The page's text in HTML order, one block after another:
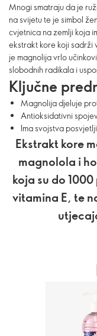
Mnogi smatraju da je
na svijetu te je simbol
cvjetnica na zemlji koja
ekstrakt kore koji
je magnolija vrlo
slobodnih radikala i
Ključne
Magnolija djeluje
Antioksidativni
Ima svojstva
Ekstrakt kore
magnolola i
koja su do
vitamina E, te